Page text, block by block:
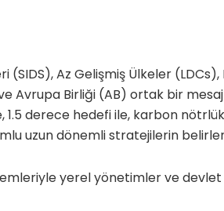
(SIDS), Az Gelişmiş Ülkeler
Avrupa Birliği (AB) ortak bir
1.5 derece hedefi ile, karbon
uzun dönemli stratejilerin
yerel yönetimler ve devlet